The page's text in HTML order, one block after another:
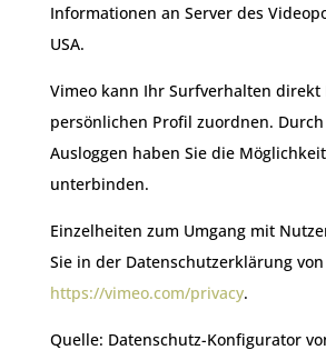
Informationen an Server des
USA.
Vimeo kann Ihr Surfverhalten direkt
persönlichen Profil zuordnen.
Ausloggen haben Sie die
unterbinden.
Einzelheiten zum Umgang mit
Sie in der Datenschutzerklärung
https://vimeo.com/privacy.
Quelle: Datenschutz-Konfigurator